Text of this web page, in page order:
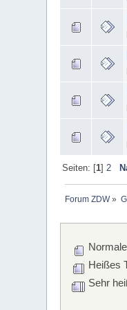
Seiten: [1] 2
Forum ZDW»
Heißes
Sehr